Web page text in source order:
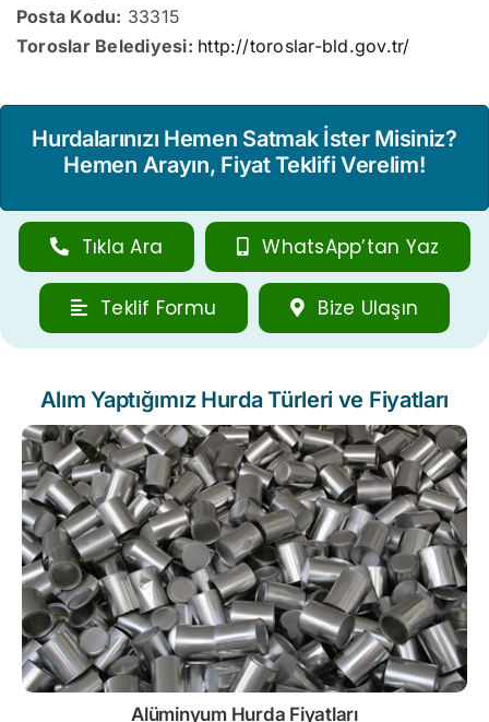
Posta Kodu: 33315
Toroslar Belediyesi: http://toroslar-bld.gov.tr/
Hurdalarınızı Hemen Satmak İster Misiniz?
Hemen Arayın, Fiyat Teklifi Verelim!
Tıkla Ara WhatsApp’tan Yaz
Teklif Formu Bize Ulaşın
Alım Yaptığımız Hurda Türleri ve Fiyatları
Alüminyum Hurda Fiyatları